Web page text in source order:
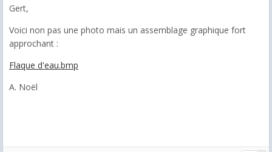
Gert,
Voici non pas une photo mais un assemblage graphique fort
approchant :
Flaque d'eau.bmp
A. Noël